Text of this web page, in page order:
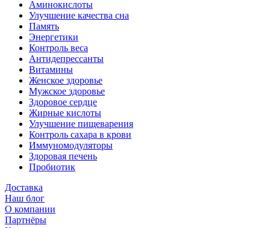
Аминокислоты
Улучшение качества сна
Память
Энергетики
Контроль веса
Антидепрессанты
Витамины
Женское здоровье
Мужское здоровье
Здоровое сердце
Жирные кислоты
Улучшение пищеварения
Контроль сахара в крови
Иммуномодуляторы
Здоровая печень
Пробиотик
Доставка
Наш блог
О компании
Партнёры